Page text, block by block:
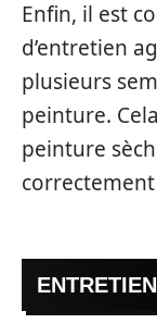
Enfin, il est
d’entretien
plusieurs
peinture.
peinture